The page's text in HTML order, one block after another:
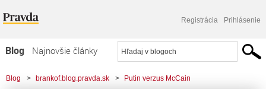
Registrácia Prihlásenie
Blog
Najnovšie články
Najčítanejšie články
Blog > brankof.blog.pravda.sk > Putin verzus McCain